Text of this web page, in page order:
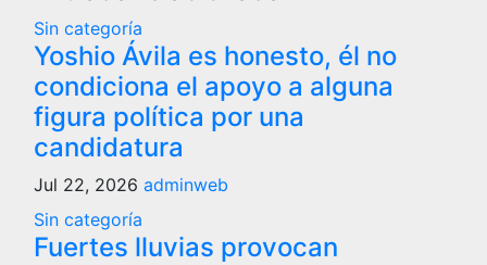
Sin categoría
Yoshio Ávila es honesto, él no
condiciona el apoyo a alguna
figura política por una
candidatura
Jul 22, 2026 adminweb
Sin categoría
Fuertes lluvias provocan